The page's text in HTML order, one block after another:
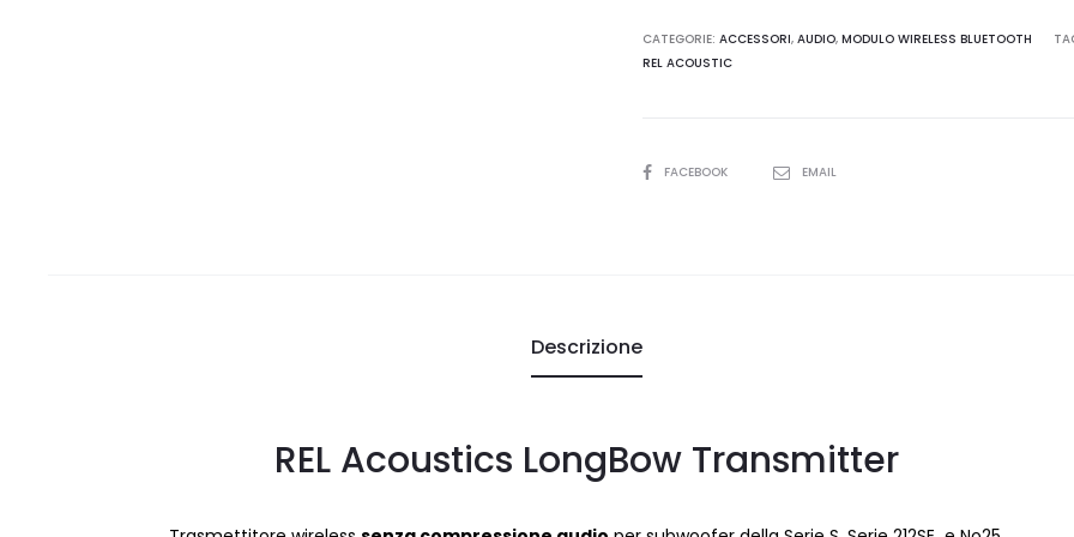
CATEGORIE:ACCESSORI,AUDIO,MODULO WIRELESS BLUETOOTH
REL ACOUSTIC
SHAREFACEBOOK EMAIL
Descrizione
REL Acoustics LongBow Transmitter